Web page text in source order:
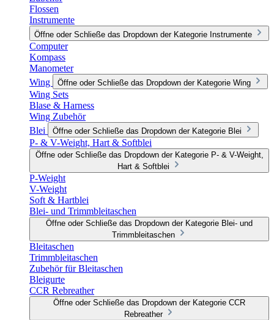
Flossen
Instrumente
Öffne oder Schließe das Dropdown der Kategorie Instrumente
Computer
Kompass
Manometer
Wing
Öffne oder Schließe das Dropdown der Kategorie Wing
Wing Sets
Blase & Harness
Wing Zubehör
Blei
Öffne oder Schließe das Dropdown der Kategorie Blei
P- & V-Weight, Hart & Softblei
Öffne oder Schließe das Dropdown der Kategorie P- & V-Weight,
Hart & Softblei
P-Weight
V-Weight
Soft & Hartblei
Blei- und Trimmbleitaschen
Öffne oder Schließe das Dropdown der Kategorie Blei- und
Trimmbleitaschen
Bleitaschen
Trimmbleitaschen
Zubehör für Bleitaschen
Bleigurte
CCR Rebreather
Öffne oder Schließe das Dropdown der Kategorie CCR
Rebreather